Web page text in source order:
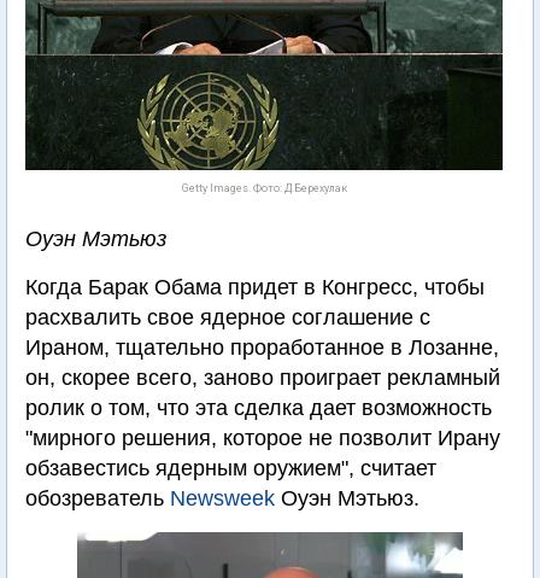
Getty Images. Фото: Д.Берехулак
Оуэн Мэтьюз
Когда Барак Обама придет в Конгресс, чтобы
расхвалить свое ядерное соглашение с
Ираном, тщательно проработанное в Лозанне,
он, скорее всего, заново проиграет рекламный
ролик о том, что эта сделка дает возможность
"мирного решения, которое не позволит Ирану
обзавестись ядерным оружием", считает
обозреватель Newsweek Оуэн Мэтьюз.